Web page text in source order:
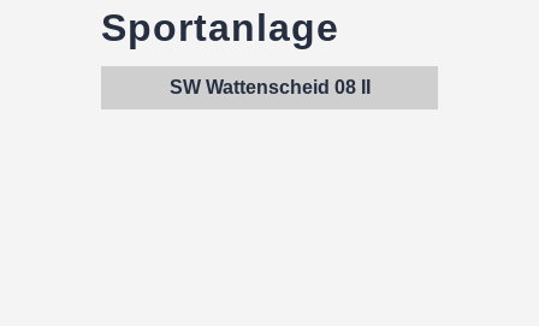
Sportanlage
SW Wattenscheid 08 II